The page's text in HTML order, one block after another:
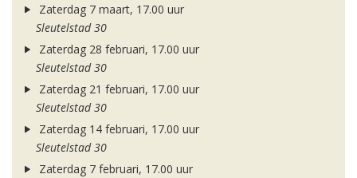
Zaterdag 7 maart, 17.00 uur
Sleutelstad 30
Zaterdag 28 februari, 17.00 uur
Sleutelstad 30
Zaterdag 21 februari, 17.00 uur
Sleutelstad 30
Zaterdag 14 februari, 17.00 uur
Sleutelstad 30
Zaterdag 7 februari, 17.00 uur